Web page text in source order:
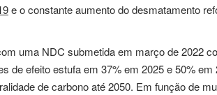
e o constante aumento do desmatamento
uma NDC submetida em março de 2022
de efeito estufa em 37% em 2025 e 50%
de carbono até 2050. Em função de